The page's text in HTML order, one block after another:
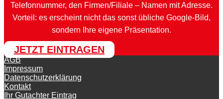
Telefonnummer, den Firmen/Filiale – Namen mit Adresse.
Vorteil: es erscheint nicht das sonst übliche Google-Bild,
sondern Ihre eigene Präsentation.
JETZT EINTRAGEN
AGB
Impressum
Datenschutzerklärung
Kontakt
Ihr Gutachter Eintrag